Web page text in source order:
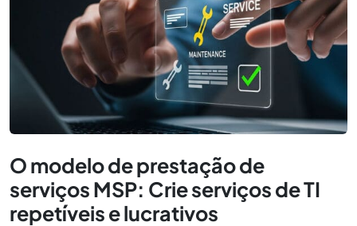
O modelo de prestação de
serviços MSP: Crie serviços de TI
repetíveis e lucrativos